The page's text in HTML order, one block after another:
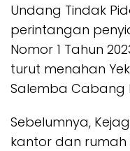
Undang Tindak
perintangan
Nomor 1 Tahun
turut menahan
Salemba Cabang
Sebelumnya,
kantor dan rumah